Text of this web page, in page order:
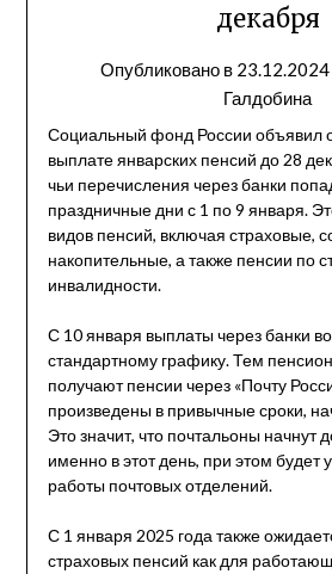
декабря
Опубликовано в 23.12.2024
Галдобина
Социальный фонд России объявил
выплате январских пенсий до 28
чьи перечисления через банки
праздничные дни с 1 по 9 января.
видов пенсий, включая страховые,
накопительные, а также пенсии по
инвалидности.
С 10 января выплаты через банки
стандартному графику. Тем
получают пенсии через «Почту
произведены в привычные сроки,
Это значит, что почтальоны начнут
именно в этот день, при этом будет
работы почтовых отделений.
С 1 января 2025 года также
страховых пенсий как для